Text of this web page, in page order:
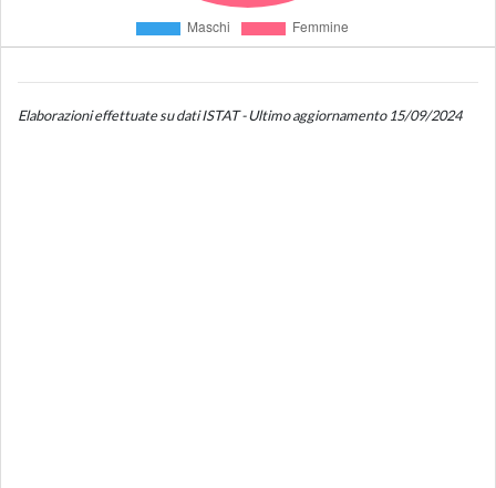
Elaborazioni effettuate su dati ISTAT - Ultimo aggiornamento 15/09/2024